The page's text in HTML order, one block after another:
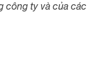
công ty và của các